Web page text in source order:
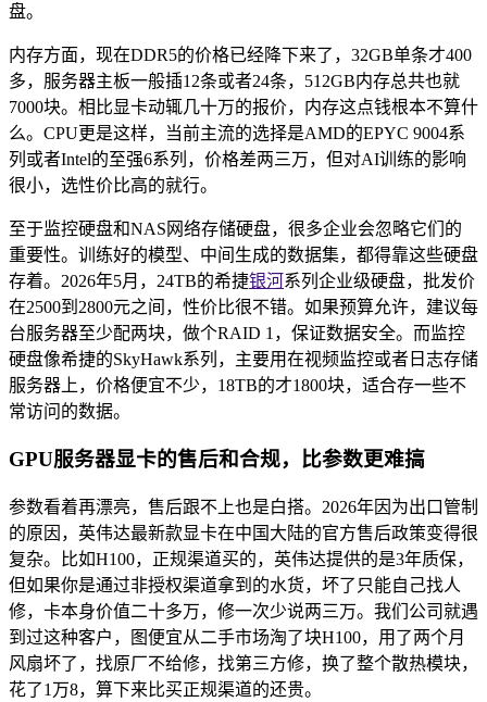
盘。
内存方面，现在DDR5的价格已经降下来了，32GB单条才400
多，服务器主板一般插12条或者24条，512GB内存总共也就
7000块。相比显卡动辄几十万的报价，内存这点钱根本不算什
么。CPU更是这样，当前主流的选择是AMD的EPYC 9004系
列或者Intel的至强6系列，价格差两三万，但对AI训练的影响
很小，选性价比高的就行。
至于监控硬盘和NAS网络存储硬盘，很多企业会忽略它们的
重要性。训练好的模型、中间生成的数据集，都得靠这些硬盘
存着。2026年5月，24TB的希捷银河系列企业级硬盘，批发价
在2500到2800元之间，性价比很不错。如果预算允许，建议每
台服务器至少配两块，做个RAID 1，保证数据安全。而监控
硬盘像希捷的SkyHawk系列，主要用在视频监控或者日志存储
服务器上，价格便宜不少，18TB的才1800块，适合存一些不
常访问的数据。
GPU服务器显卡的售后和合规，比参数更难搞
参数看着再漂亮，售后跟不上也是白搭。2026年因为出口管制
的原因，英伟达最新款显卡在中国大陆的官方售后政策变得很
复杂。比如H100，正规渠道买的，英伟达提供的是3年质保，
但如果你是通过非授权渠道拿到的水货，坏了只能自己找人
修，卡本身价值二十多万，修一次少说两三万。我们公司就遇
到过这种客户，图便宜从二手市场淘了块H100，用了两个月
风扇坏了，找原厂不给修，找第三方修，换了整个散热模块，
花了1万8，算下来比买正规渠道的还贵。